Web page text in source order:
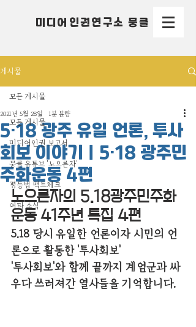
미디어인권연구소 뭉클
게시물
모든 게시물
미디어인권 보고서
뭉클 유튜브 '노으른자'
평등법 팩트체크
여타 소식
모든 게시물
5·18 광주 유일 언론, 투사
회보 이야기｜5·18 광주민
주화운동 4편
2021년 5월 28일 1분 분량
노으른자의 5.18광주민주화
운동 41주년 특집 4편
5.18 당시 유일한 언론이자 시민의 언
론으로 활동한 '투사회보'
'투사회보'와 함께 끝까지 계엄군과 싸
우다 쓰러져간 열사들을 기억합니다.